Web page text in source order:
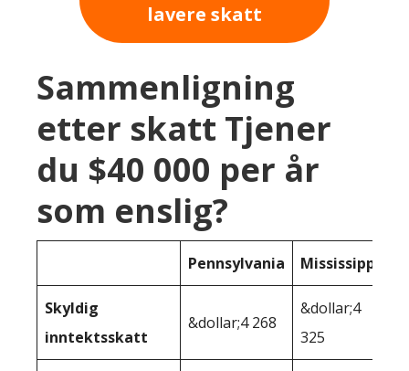
lavere skatt
Sammenligning
etter skatt Tjener
du $40 000 per år
som enslig?
Pennsylvania Mississippi
Skyldig
inntektsskatt
&dollar;4 268
&dollar;4
325